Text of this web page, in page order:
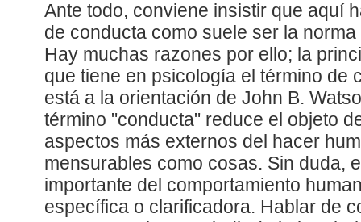
Ante todo, conviene insistir que aquí
de conducta como suele ser la
Hay muchas razones por ello; la
que tiene en psicología el término de
está a la orientación de John B.
término "conducta" reduce el objeto
aspectos más externos del hacer
mensurables como cosas. Sin duda,
importante del comportamiento
específica o clarificadora. Hablar de